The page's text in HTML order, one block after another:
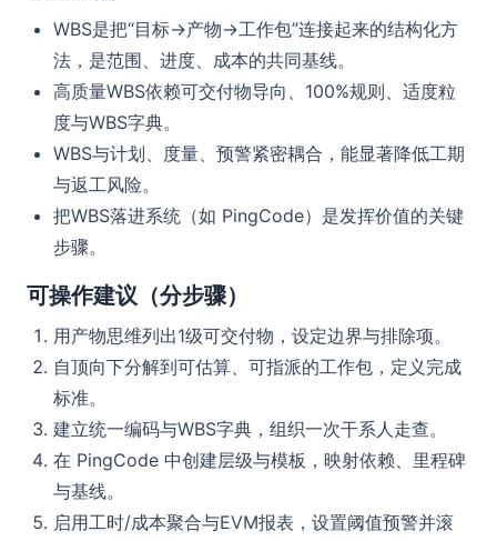
WBS是把“目标→产物→工作包”连接起来的结构化方
法，是范围、进度、成本的共同基线。
高质量WBS依赖可交付物导向、100%规则、适度粒
度与WBS字典。
WBS与计划、度量、预警紧密耦合，能显著降低工期
与返工风险。
把WBS落进系统（如 PingCode）是发挥价值的关键
步骤。
可操作建议（分步骤）
用产物思维列出1级可交付物，设定边界与排除项。
自顶向下分解到可估算、可指派的工作包，定义完成
标准。
建立统一编码与WBS字典，组织一次干系人走查。
在 PingCode 中创建层级与模板，映射依赖、里程碑
与基线。
启用工时/成本聚合与EVM报表，设置阈值预警并滚